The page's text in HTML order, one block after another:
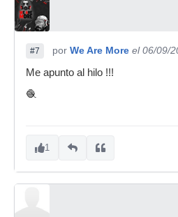
#7 por We Are More el 06/09/
Me apunto al hilo !!!
🧶
1